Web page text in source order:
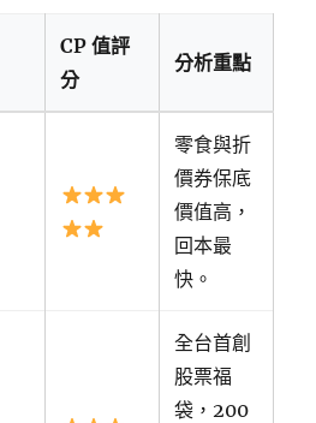
CP 值評
分
分析重點
零食與折
價券保底
價值高，
回本最
快。
全台首創
股票福
袋，200